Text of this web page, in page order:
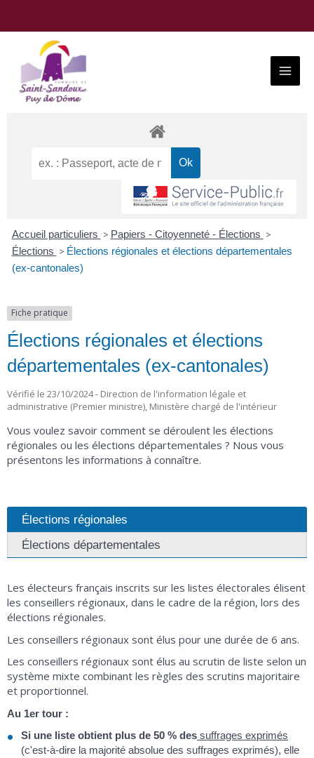
Menu
Accueil particuliers > Papiers - Citoyenneté - Élections >
Élections > Élections régionales et élections départementales
(ex-cantonales)
Fiche pratique
Élections régionales et élections
départementales (ex-cantonales)
Vérifié le 23/10/2024 - Direction de l'information légale et
administrative (Premier ministre), Ministère chargé de l'intérieur
Vous voulez savoir comment se déroulent les élections
régionales ou les élections départementales ? Nous vous
présentons les informations à connaître.
Élections régionales
Élections départementales
Les électeurs français inscrits sur les listes électorales élisent
les conseillers régionaux, dans le cadre de la région, lors des
élections régionales.
Les conseillers régionaux sont élus pour une durée de 6 ans.
Les conseillers régionaux sont élus au scrutin de liste selon un
système mixte combinant les règles des scrutins majoritaire
et proportionnel.
Au 1er tour :
Si une liste obtient plus de 50 % des suffrages exprimés
(c'est-à-dire la majorité absolue des suffrages exprimés), elle